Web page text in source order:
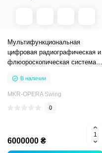
Мультифункциональная
цифровая радиографическая и
флюороскопическая система с
SwingВ наличии
MKR-OPERA Swing
0
6000000 ₴